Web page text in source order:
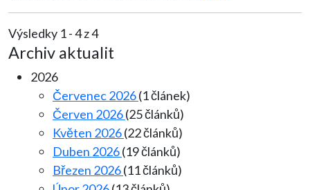
Výsledky 1 - 4 z 4
Archiv aktualit
2026
Červenec 2026(1 článek)
Červen 2026(25 článků)
Květen 2026(22 článků)
Duben 2026(19 článků)
Březen 2026(11 článků)